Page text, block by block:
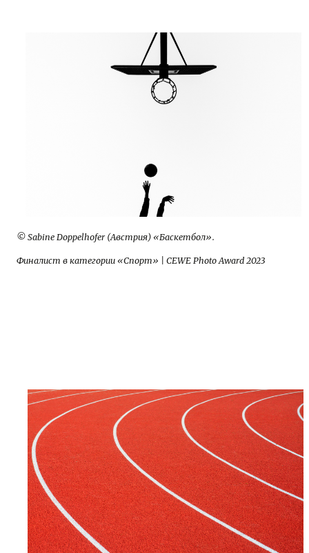
© Sabine Doppelhofer (Австрия) «Баскетбол».
Финалист в категории «Спорт» | CEWE Photo Award 2023